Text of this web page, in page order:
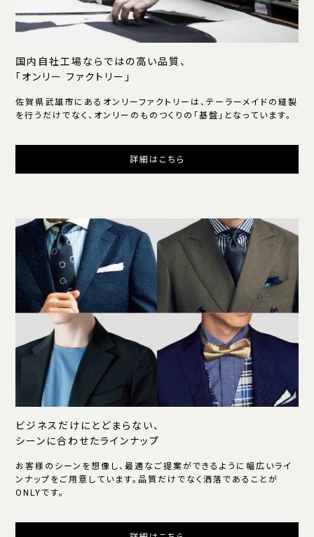
国内自社工場ならではの高い品質、
「オンリー ファクトリー」
佐賀県武雄市にあるオンリーファクトリーは、テーラーメイドの縫製
を行うだけでなく、オンリーのものつくりの「基盤」となっています。
詳細はこちら
ビジネスだけにとどまらない、
シーンに合わせたラインナップ
お客様のシーンを想像し、最適なご提案ができるように幅広いライ
ンナップをご用意しています。品質だけでなく洒落であることが
ONLYです。